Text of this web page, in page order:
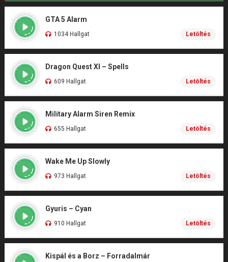
GTA 5 Alarm
1034 Hallgat Letöltés
Dragon Quest XI – Spells
609 Hallgat Letöltés
Military Alarm Siren Remix
655 Hallgat Letöltés
Wake Me Up Slowly
973 Hallgat Letöltés
Gyuris – Cyan
910 Hallgat Letöltés
Kispál és a Borz – Forradalmár